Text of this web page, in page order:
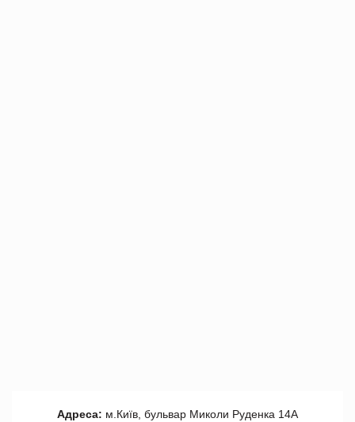
Адреса: м.Київ, бульвар Миколи Руденка 14А